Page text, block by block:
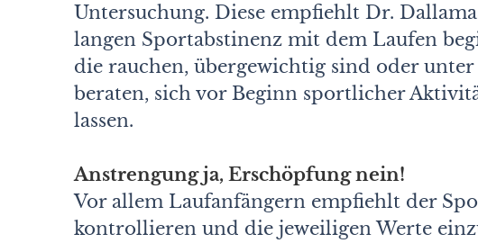
Untersuchung. Diese empfiehlt Dr.
langen Sportabstinenz mit dem Laufen
die rauchen, übergewichtig sind oder
beraten, sich vor Beginn sportlicher
lassen.
Anstrengung ja, Erschöpfung nein!
Vor allem Laufanfängern empfiehlt der
kontrollieren und die jeweiligen Werte